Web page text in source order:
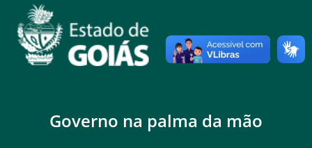
Governo na palma da mão